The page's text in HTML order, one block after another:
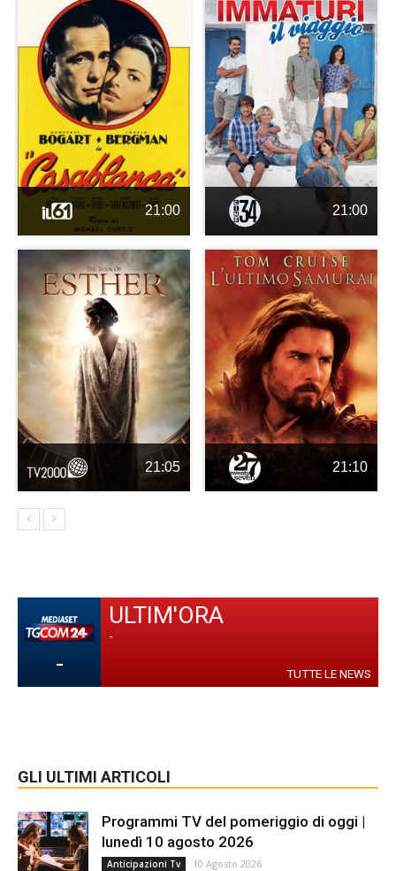
21:00 21:00
21:05 21:10
-
ULTIM'ORA
-
TUTTE LE NEWS
GLI ULTIMI ARTICOLI
Programmi TV del pomeriggio di oggi |
lunedì 10 agosto 2026
Anticipazioni Tv 10 Agosto 2026